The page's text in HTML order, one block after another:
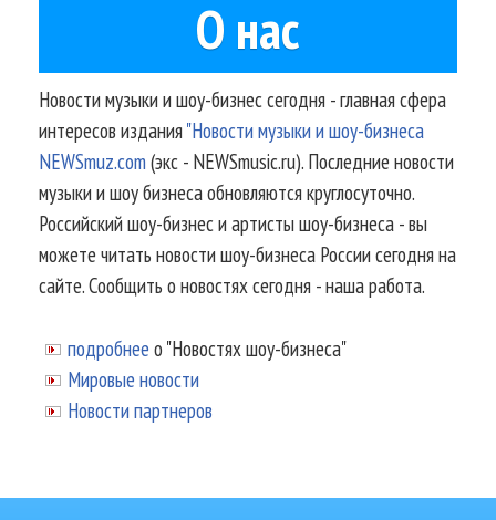
О нас
Новости музыки и шоу-бизнес сегодня - главная сфера
интересов издания"Новости музыки и шоу-бизнеса
NEWSmuz.com(экс - NEWSmusic.ru). Последние новости
музыки и шоу бизнеса обновляются круглосуточно.
Российский шоу-бизнес и артисты шоу-бизнеса - вы
можете читать новости шоу-бизнеса России сегодня на
сайте. Сообщить о новостях сегодня - наша работа.
подробнее о "Новостях шоу-бизнеса"
Мировые новости
Новости партнеров